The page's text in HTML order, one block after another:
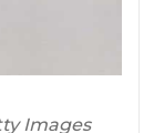
Images